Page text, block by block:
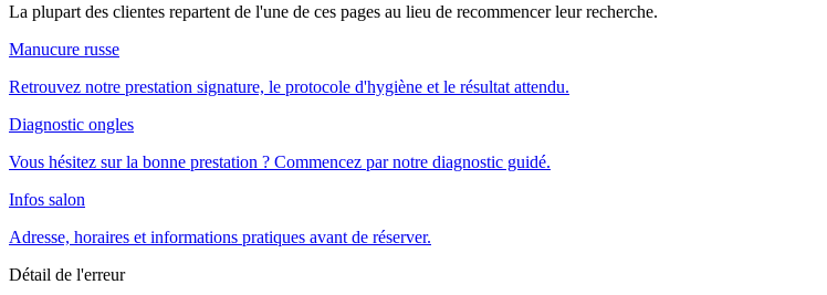
La plupart des clientes repartent de l'une de ces pages au lieu de recommencer leur recherche.
Manucure russe
Retrouvez notre prestation signature, le protocole d'hygiène et le résultat attendu.
Diagnostic ongles
Vous hésitez sur la bonne prestation ? Commencez par notre diagnostic guidé.
Infos salon
Adresse, horaires et informations pratiques avant de réserver.
Détail de l'erreur